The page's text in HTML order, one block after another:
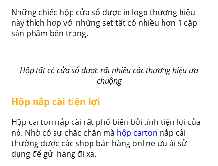
Những chiếc hộp cửa sổ được in logo thương hiệu
này thích hợp với những set tất có nhiều hơn 1 cặp
sản phẩm bên trong.
Hộp tất có cửa sổ được rất nhiều các thương hiệu ưa
chuộng
Hộp nắp cài tiện lợi
Hộp carton nắp cài rất phổ biến bởi tính tiện lợi của
nó. Nhờ có sự chắc chắn mà hộp carton nắp cài
thường được các shop bán hàng online ưu ái sử
dụng để gửi hàng đi xa.